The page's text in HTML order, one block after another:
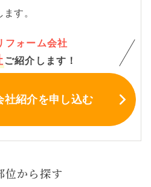
ます。
フォーム会社
ご紹介します！
社紹介を申し込む
位から探す